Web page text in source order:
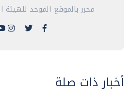
محرر بالموقع الموحد للهيئة
أخبار ذات صلة